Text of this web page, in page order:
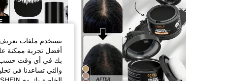
نستخدم ملفات تعريف
أفضل تجربة ممكنة
بك في أي وقت حسب
والتي تساعدنا في